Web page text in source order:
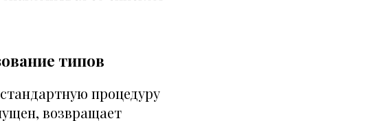
типов
процедуру
возвращает